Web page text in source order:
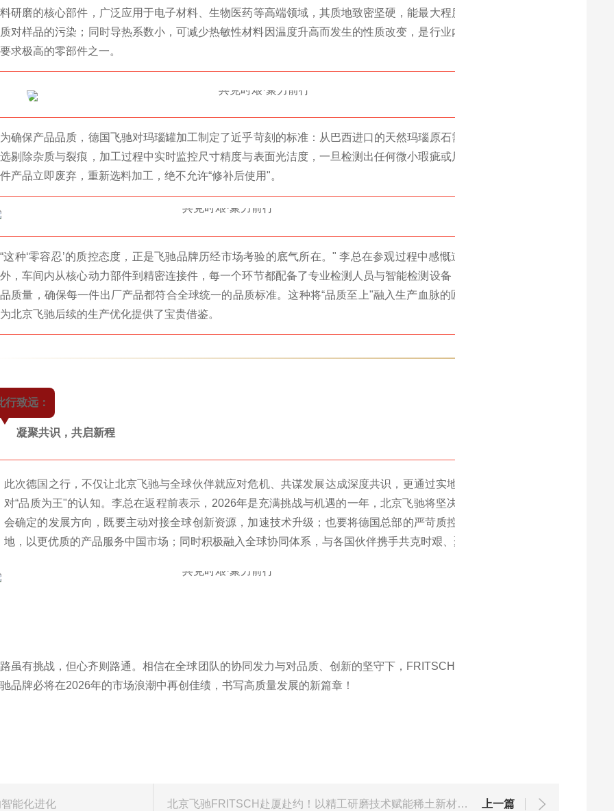
料研磨的核心部件，广泛应用于电子材料、生物医药等高端领域，其质地致密坚硬，能最大程度避免研磨介
质对样品的污染；同时导热系数小，可减少热敏性材料因温度升高而发生的性质改变，是行业内对加工精度
要求极高的零部件之一。
为确保产品品质，德国飞驰对玛瑙罐加工制定了近乎苛刻的标准：从巴西进口的天然玛瑙原石需经过三层筛
选剔除杂质与裂痕，加工过程中实时监控尺寸精度与表面光洁度，一旦检测出任何微小瑕疵或尺寸偏差，整
件产品立即废弃，重新选料加工，绝不允许“修补后使用"。
“这种‘零容忍’的质控态度，正是飞驰品牌历经市场考验的底气所在。" 李总在参观过程中感慨道。除玛瑙罐
外，车间内从核心动力部件到精密连接件，每一个环节都配备了专业检测人员与智能检测设备，双重把控产
品质量，确保每一件出厂产品都符合全球统一的品质标准。这种将“品质至上"融入生产血脉的匠心精神，也
为北京飞驰后续的生产优化提供了宝贵借鉴。
行致远：
凝聚共识，共启新程
此次德国之行，不仅让北京飞驰与全球伙伴就应对危机、共谋发展达成深度共识，更通过实地探访深化了
对“品质为王"的认知。李总在返程前表示，2026年是充满挑战与机遇的一年，北京飞驰将坚决贯彻此次年
会确定的发展方向，既要主动对接全球创新资源，加速技术升级；也要将德国总部的严苛质控标准全面落
地，以更优质的产品服务中国市场；同时积极融入全球协同体系，与各国伙伴携手共克时艰、聚力前行。
虽有挑战，但心齐则路通。相信在全球团队的协同发力与对品质、创新的坚守下，FRITSCH
品牌必将在2026年的市场浪潮中再创佳绩，书写高质量发展的新篇章！
能化进化 上一篇
北京飞驰FRITSCH赴厦赴约！以精工研磨技术赋能稀土新材料革命